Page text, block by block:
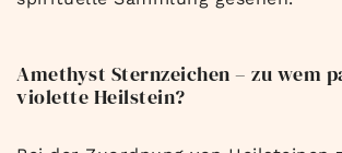
Amethyst Sternzeichen – zu wem
violette Heilstein?